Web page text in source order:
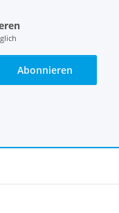
Abonnieren